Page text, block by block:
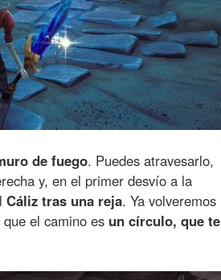
de fuego. Puedes atravesarlo,
y, en el primer desvío a la
Cáliz tras una reja. Ya volveremos
el camino es un círculo, que te